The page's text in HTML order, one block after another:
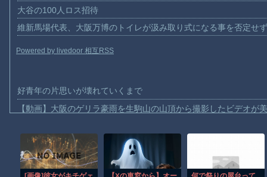
大谷の100人ロス招待
維新馬場代表、大阪万博のトイレが汲み取り式になる事を否定せ
Powered by livedoor 相互RSS
好青年の片思いが壊れていくまで
【動画】大阪のゲリラ豪雨を生駒山の山頂から撮影したビデオが
【動画】ゴルフ中の嵐を撮影していた男性が雷に打たれる事故。
【画像】地球上で最も珍しい茶色いパンダｗｗｗ